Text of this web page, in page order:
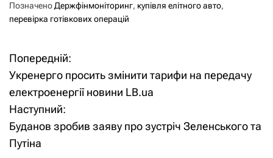
ПозначеноДержфінмоніторинг, купівля елітного авто,
перевірка готівкових операцій
Н
а
в
і
Попередній:
Укренерго просить змінити тарифи на передачу
електроенергії новини LB.ua
Наступний:
Буданов зробив заяву про зустріч Зеленського та
Путіна